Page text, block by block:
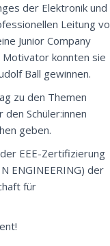
der Elektronik und
Leitung
Junior Company
konnten sie
Ball gewinnen.
zu den Themen
den Schüler:innen
geben.
EEE-Zertifizierung
ENGINEERING) der
für